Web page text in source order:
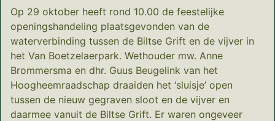
Op 29 oktober heeft rond 10.00 de feestelijke
openingshandeling plaatsgevonden van de
waterverbinding tussen de Biltse Grift en de vijver in
het Van Boetzelaerpark. Wethouder mw. Anne
Brommersma en dhr. Guus Beugelink van het
Hoogheemraadschap draaiden het ‘sluisje’ open
tussen de nieuw gegraven sloot en de vijver en
daarmee vanuit de Biltse Grift. Er waren ongeveer